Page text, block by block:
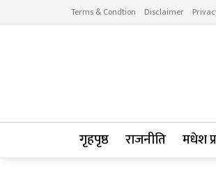
Terms & Condtion Disclaimer
गृहपृष्ठ राजनीति मधेश